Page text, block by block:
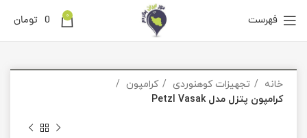
فهرست 0
0 تومان
خانه تجهیزات کوهنوردی
کرامپون
کرامپون پتزل مدل Petzl Vasak